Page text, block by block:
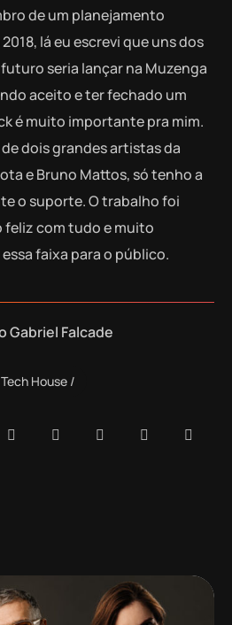
de um planejamento
lá eu escrevi que uns dos
seria lançar na Muzenga
aceito e ter fechado um
é muito importante pra mim.
dois grandes artistas da
e Bruno Mattos, só tenho a
o suporte. O trabalho foi
com tudo e muito
faixa para o público.
Gabriel Falcade
Tech House